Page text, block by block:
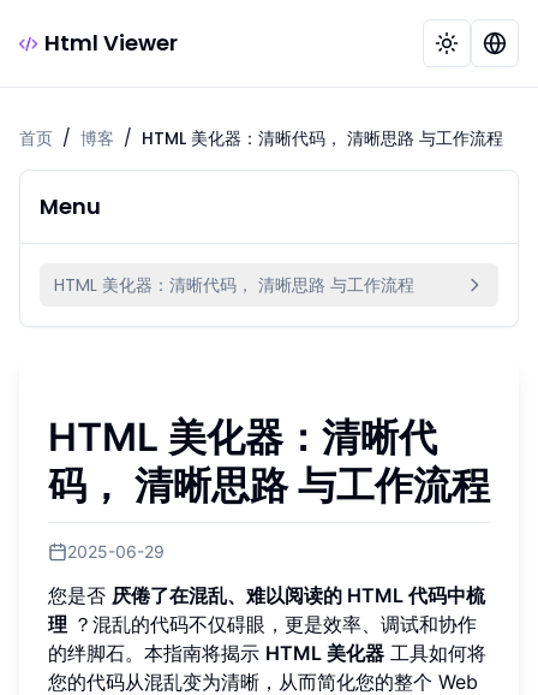
Html Viewer
首页 / 博客 / HTML 美化器：清晰代码， 清晰思路 与工作流程
Menu
HTML 美化器：清晰代码， 清晰思路 与工作流程
HTML 美化器：清晰代
码， 清晰思路与工作流程
2025-06-29
您是否 厌倦了在混乱、难以阅读的 HTML 代码中梳
理 ？混乱的代码不仅碍眼，更是效率、调试和协作
的绊脚石。本指南将揭示 HTML 美化器 工具如何将
您的代码从混乱变为清晰，从而简化您的整个 Web